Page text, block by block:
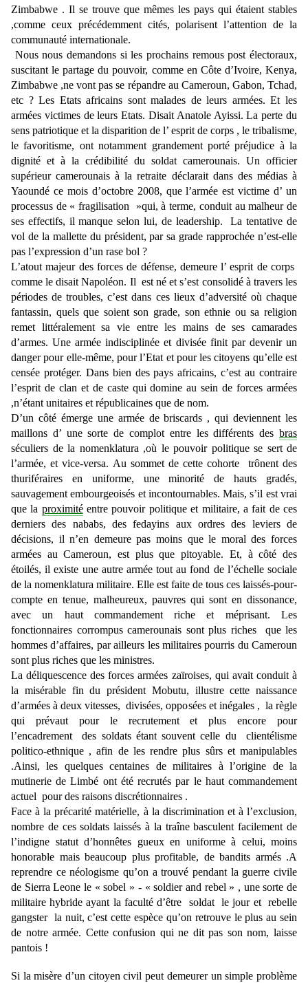
Zimbabwe . Il se trouve que mêmes les pays qui étaient stables
,comme ceux précédemment cités, polarisent l’attention de la
communauté internationale.
Nous nous demandons si les prochains remous post électoraux,
suscitant le partage du pouvoir, comme en Côte d’Ivoire, Kenya,
Zimbabwe ,ne vont pas se répandre au Cameroun, Gabon, Tchad,
etc ? Les Etats africains sont malades de leurs armées. Et les
armées victimes de leurs Etats. Disait Anatole Ayissi. La perte du
sens patriotique et la disparition de l’ esprit de corps , le tribalisme,
le favoritisme, ont notamment grandement porté préjudice à la
dignité et à la crédibilité du soldat camerounais. Un officier
supérieur camerounais à la retraite déclarait dans des médias à
Yaoundé ce mois d’octobre 2008, que l’armée est victime d’ un
processus de « fragilisation »qui, à terme, conduit au malheur de
ses effectifs, il manque selon lui, de leadership. La tentative de
vol de la mallette du président, par sa grade rapprochée n’est-elle
pas l’expression d’un rase bol ?
L’atout majeur des forces de défense, demeure l’ esprit de corps
comme le disait Napoléon. Il est né et s’est consolidé à travers les
périodes de troubles, c’est dans ces lieux d’adversité où chaque
fantassin, quels que soient son grade, son ethnie ou sa religion
remet littéralement sa vie entre les mains de ses camarades
d’armes. Une armée indisciplinée et divisée finit par devenir un
danger pour elle-même, pour l’Etat et pour les citoyens qu’elle est
censée protéger. Dans bien des pays africains, c’est au contraire
l’esprit de clan et de caste qui domine au sein de forces armées
,n’étant unitaires et républicaines que de nom.
D’un côté émerge une armée de briscards , qui deviennent les
maillons d’ une sorte de complot entre les différents des bras
séculiers de la nomenklatura ,où le pouvoir politique se sert de
l’armée, et vice-versa. Au sommet de cette cohorte trônent des
thuriféraires en uniforme, une minorité de hauts gradés,
sauvagement embourgeoisés et incontournables. Mais, s’il est vrai
que la proximité entre pouvoir politique et militaire, a fait de ces
derniers des nababs, des fedayins aux ordres des leviers de
décisions, il n’en demeure pas moins que le moral des forces
armées au Cameroun, est plus que pitoyable. Et, à côté des
étoilés, il existe une autre armée tout au fond de l’échelle sociale
de la nomenklatura militaire. Elle est faite de tous ces laissés-pour-
compte en tenue, malheureux, pauvres qui sont en dissonance,
avec un haut commandement riche et méprisant. Les
fonctionnaires corrompus camerounais sont plus riches que les
hommes d’affaires, par ailleurs les militaires pourris du Cameroun
sont plus riches que les ministres.
La déliquescence des forces armées zaïroises, qui avait conduit à
la misérable fin du président Mobutu, illustre cette naissance
d’armées à deux vitesses, divisées, opposées et inégales , la règle
qui prévaut pour le recrutement et plus encore pour
l’encadrement des soldats étant souvent celle du clientélisme
politico-ethnique , afin de les rendre plus sûrs et manipulables
.Ainsi, les quelques centaines de militaires à l’origine de la
mutinerie de Limbé ont été recrutés par le haut commandement
actuel pour des raisons discrétionnaires .
Face à la précarité matérielle, à la discrimination et à l’exclusion,
nombre de ces soldats laissés à la traîne basculent facilement de
l’indigne statut d’honnêtes gueux en uniforme à celui, moins
honorable mais beaucoup plus profitable, de bandits armés .A
reprendre ce néologisme qu’on a trouvé pendant la guerre civile
de Sierra Leone le « sobel » - « soldier and rebel » , une sorte de
militaire hybride ayant la faculté d’être soldat le jour et rebelle
gangster la nuit, c’est cette espèce qu’on retrouve le plus au sein
de notre armée. Cette confusion qui ne dit pas son nom, laisse
pantois !
Si la misère d’un citoyen civil peut demeurer un simple problème